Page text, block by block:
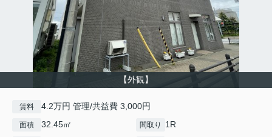
【外観】
賃料 4.2万円 管理/共益費 3,000円
面積 32.45㎡ 間取り 1R